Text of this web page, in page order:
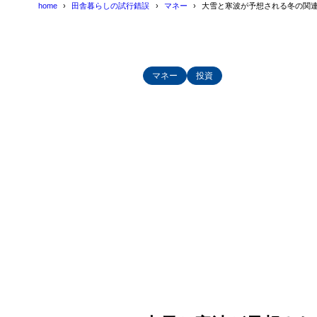
home 田舎暮らしの試行錯誤 マネー 大雪と寒波が予想される冬の関
マネー 投資